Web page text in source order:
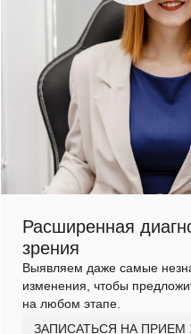
Расширенная
зрения
Выявляем даже самые
изменения, чтобы
на любом этапе.
ЗАПИСАТЬСЯ НА ПРИЕМ